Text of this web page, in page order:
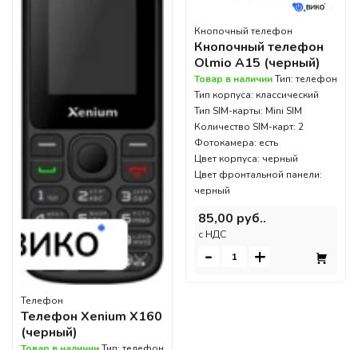
Телефон
Телефон Xenium X160
(черный)
Кнопочный телефон
Кнопочный телефон
Olmio A15 (черный)
Товар в наличииТип: телефон
Тип корпуса: классический
Тип SIM-карты: Mini SIM
Количество SIM-карт: 2
Фотокамера: есть
Цвет корпуса: черный
Цвет фронтальной панели:
черный
85,00 руб..
c НДС
- +